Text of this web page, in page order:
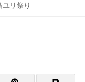
ユリ祭り